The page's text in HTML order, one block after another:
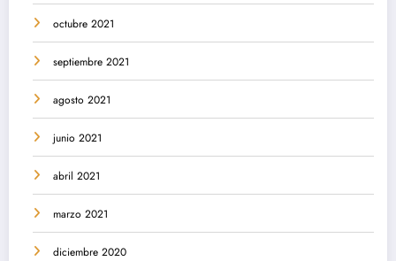
octubre 2021
septiembre 2021
agosto 2021
junio 2021
abril 2021
marzo 2021
diciembre 2020